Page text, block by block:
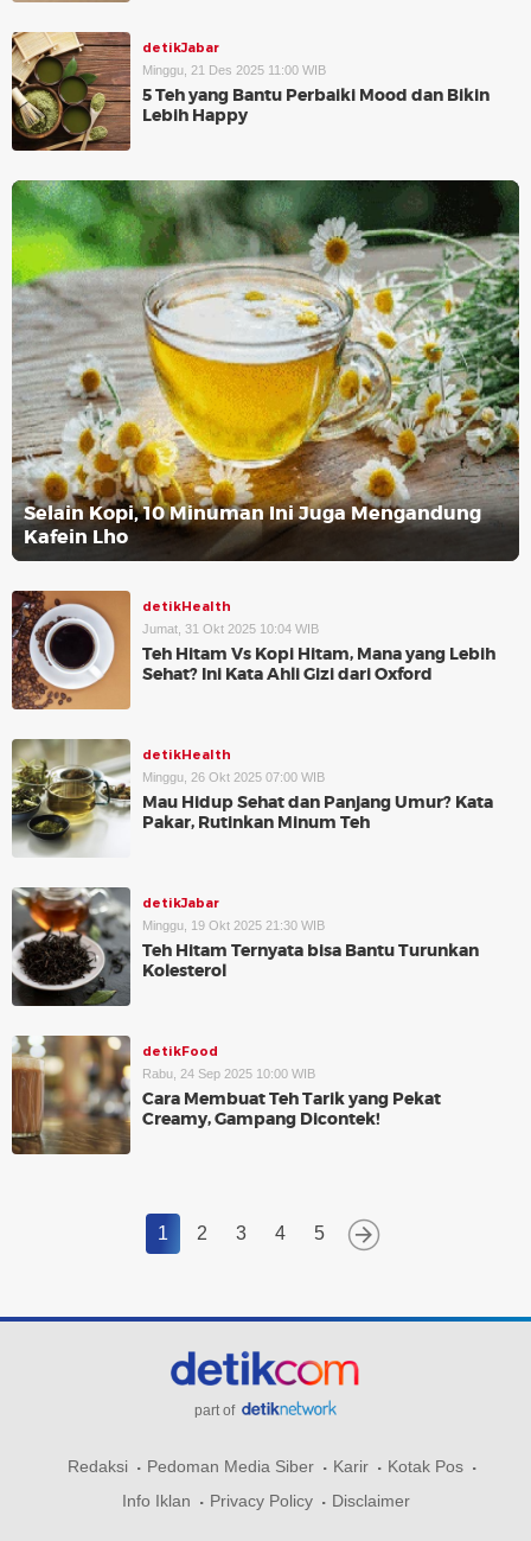
detikJabar
Minggu, 21 Des 2025 11:00 WIB
5 Teh yang Bantu Perbaiki Mood dan Bikin
Lebih Happy
Selain Kopi, 10 Minuman Ini Juga Mengandung
Kafein Lho
detikHealth
Jumat, 31 Okt 2025 10:04 WIB
Teh Hitam Vs Kopi Hitam, Mana yang Lebih
Sehat? Ini Kata Ahli Gizi dari Oxford
detikHealth
Minggu, 26 Okt 2025 07:00 WIB
Mau Hidup Sehat dan Panjang Umur? Kata
Pakar, Rutinkan Minum Teh
detikJabar
Minggu, 19 Okt 2025 21:30 WIB
Teh Hitam Ternyata bisa Bantu Turunkan
Kolesterol
detikFood
Rabu, 24 Sep 2025 10:00 WIB
Cara Membuat Teh Tarik yang Pekat
Creamy, Gampang Dicontek!
1 2 3 4 5
part of
Redaksi Pedoman Media Siber Karir
Kotak Pos
Info Iklan
Privacy Policy Disclaimer